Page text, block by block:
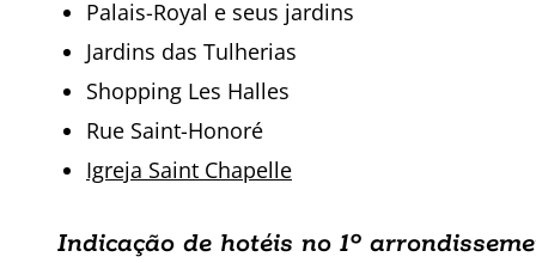
Palais-Royal e seus jardins
Jardins das Tulherias
Shopping Les Halles
Rue Saint-Honoré
Igreja Saint Chapelle
Indicação de hotéis no 1º